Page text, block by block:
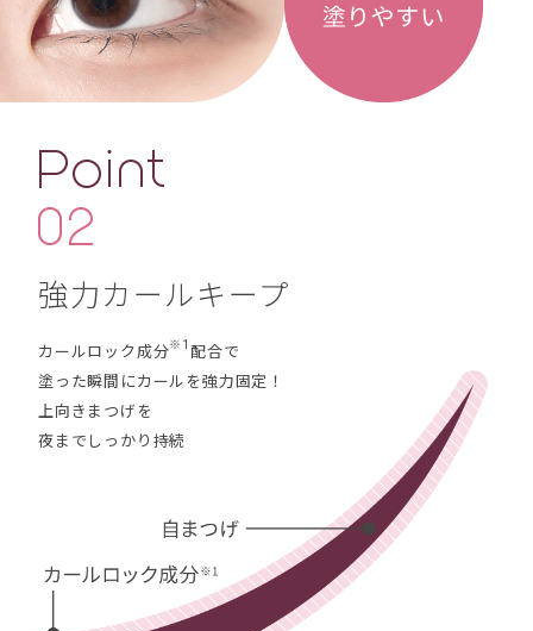
強力カールキープ
カールロック成分※1配合で
塗った瞬間にカールを強力固定！
上向きまつげを
夜までしっかり持続